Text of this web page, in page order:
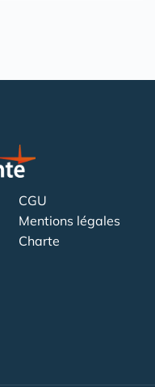
CGU
Mentions légales
Charte